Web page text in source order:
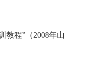
教程”（2008年山